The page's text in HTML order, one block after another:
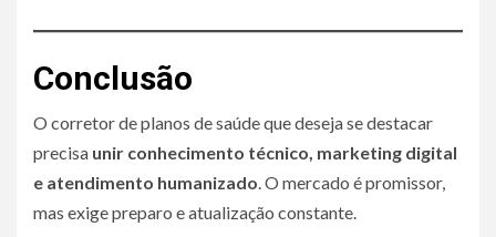
Conclusão
O corretor de planos de saúde que deseja se destacar
precisa unir conhecimento técnico, marketing digital
e atendimento humanizado. O mercado é promissor,
mas exige preparo e atualização constante.